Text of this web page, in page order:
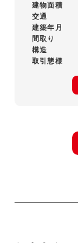
建物面積
交通
建築年月
間取り
構造
取引態様